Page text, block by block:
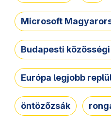
Microsoft
Budapesti
Európa legjobb
öntözőzsák